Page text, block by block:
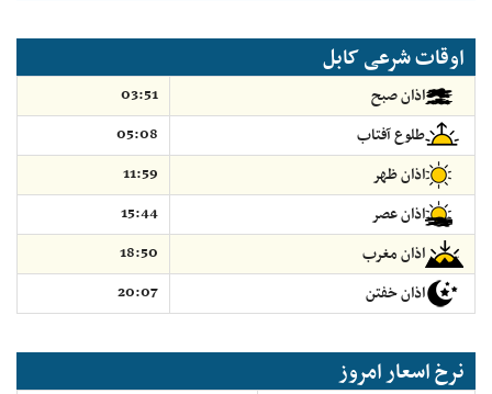
اوقات شرعی کابل
اذان صبح
03:51
طلوع آفتاب
05:08
اذان ظهر
11:59
اذان عصر
15:44
اذان مغرب
18:50
اذان خفتن
20:07
نرخ اسعار امروز